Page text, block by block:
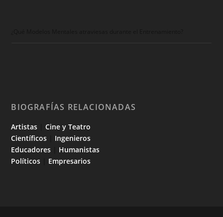
BIOGRAFÍAS RELACIONADAS
Artistas |Cine y Teatro
Científicos
Ingenieros
Educadores
Humanistas
Políticos
Empresarios